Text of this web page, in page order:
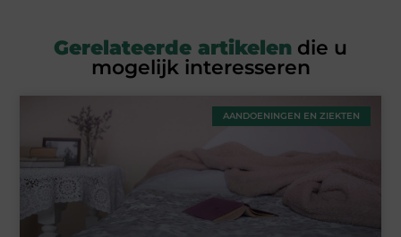
Gerelateerde artikelen die u
mogelijk interesseren
AANDOENINGEN EN ZIEKTEN